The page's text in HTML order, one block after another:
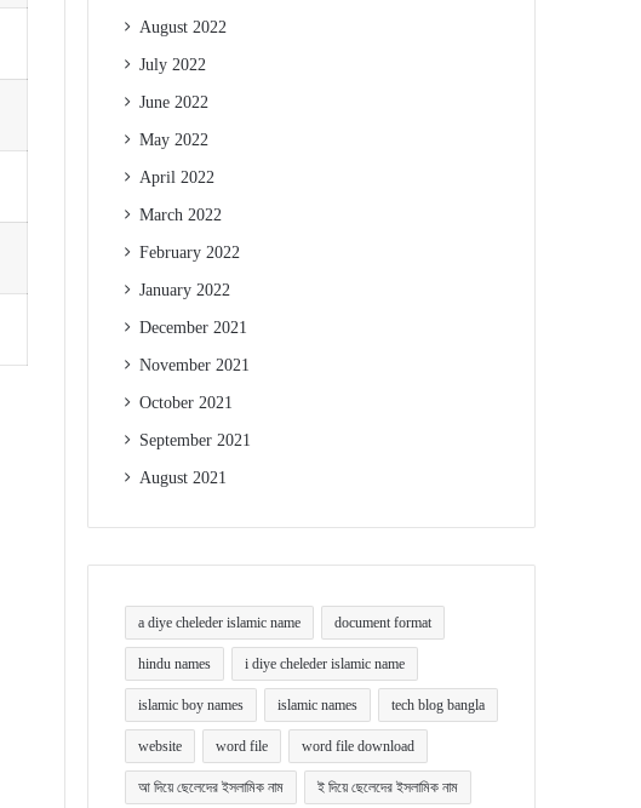
August 2022
July 2022
June 2022
May 2022
April 2022
March 2022
February 2022
January 2022
December 2021
November 2021
October 2021
September 2021
August 2021
a diye cheleder islamic name document format
hindu names i diye cheleder islamic name
islamic boy names islamic names tech blog bangla
website word file word file download
আ দিয়ে ছেলেদের ইসলামিক নাম ই দিয়ে ছেলেদের ইসলামিক নাম